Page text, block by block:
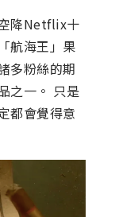
降Netflix十
航海王」果
多粉絲的期
之一。 只是
都會覺得意